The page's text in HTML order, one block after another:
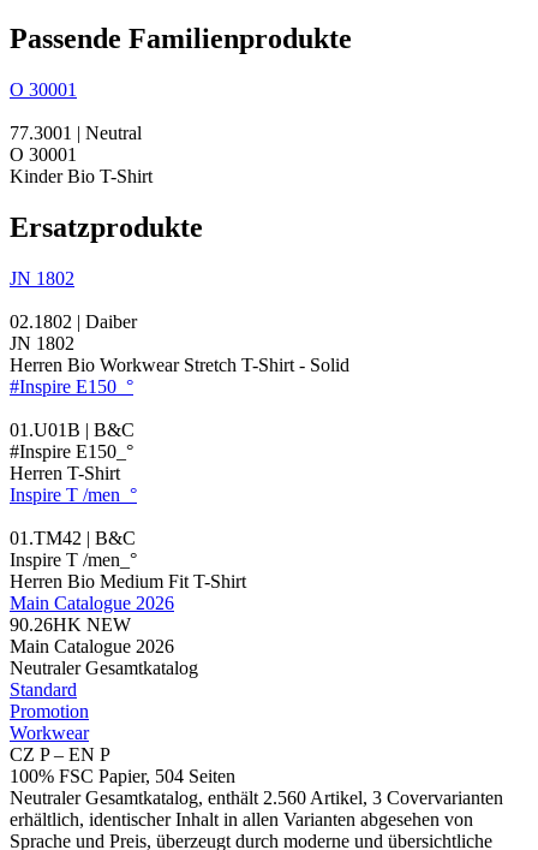
Passende Familienprodukte
O 30001
77.3001 | Neutral
O 30001
Kinder Bio T-Shirt
Ersatzprodukte
JN 1802
02.1802 | Daiber
JN 1802
Herren Bio Workwear Stretch T-Shirt - Solid
#Inspire E150_°
01.U01B | B&C
#Inspire E150_°
Herren T-Shirt
Inspire T /men_°
01.TM42 | B&C
Inspire T /men_°
Herren Bio Medium Fit T-Shirt
Main Catalogue 2026
90.26HK NEW
Main Catalogue 2026
Neutraler Gesamtkatalog
Standard
Promotion
Workwear
CZ P – EN P
100% FSC Papier, 504 Seiten
Neutraler Gesamtkatalog, enthält 2.560 Artikel, 3 Covervarianten
erhältlich, identischer Inhalt in allen Varianten abgesehen von
Sprache und Preis, überzeugt durch moderne und übersichtliche